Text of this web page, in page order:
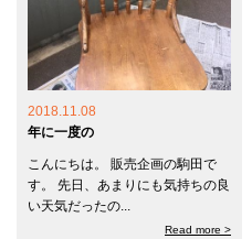
2018.11.08
年に一度の
こんにちは。 販売企画の駒田で
す。 先日、あまりにも気持ちの良
い天気だったの...
Read more >